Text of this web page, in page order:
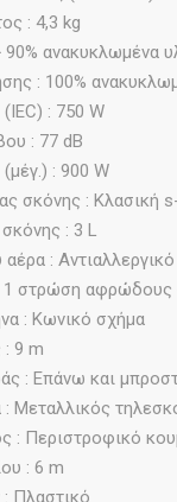
: 4,3 kg
ανακυκλωμένα
: 100%
: 750 W
: 77 dB
: 900 W
σκόνης : Κλασική
: 3 L
:
1 στρώση αφρώδους
: Κωνικό σχήμα
: 9 m
: Επάνω και
Μεταλλικός
: Περιστροφικό
: 6 m
Πλαστικό